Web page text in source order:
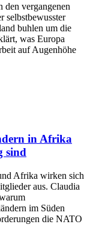
vergangenen
selbstbewusster
buhlen um die
was Europa
auf Augenhöhe
in Afrika
sind
Afrika wirken sich
aus. Claudia
im Süden
die NATO